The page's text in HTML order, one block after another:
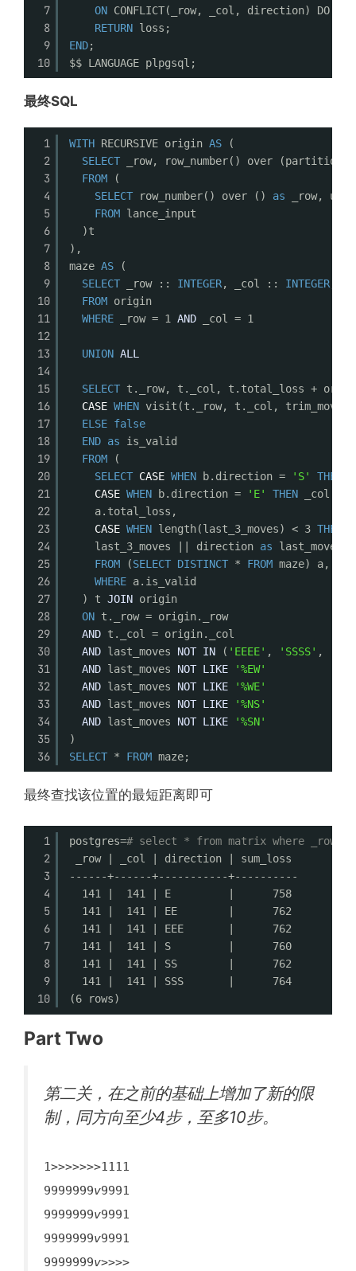
7
8
9
10
ON CONFLICT(_row, _col, direction) DO
RETURN loss;
END;
$$ LANGUAGE plpgsql;
最终SQL
1
2
3
4
5
6
7
8
9
10
11
12
13
14
15
16
17
18
19
20
21
22
23
24
25
26
27
28
29
30
31
32
33
34
35
36
WITH RECURSIVE origin AS
(
SELECT
_row, row_number() over (partition
FROM
(
SELECT
row_number() over () as
_row,
FROM lance_input
)t
),
maze AS
(
SELECT
_row :: INTEGER, _col :: INTEGER
FROM origin
WHERE
_row = 1 AND _col = 1
UNION ALL
SELECT t._row, t._col, t.total_loss +
CASE WHEN visit(t._row, t._col,
ELSE false
END as
is_valid
FROM
(
SELECT CASE WHEN b.direction = 'S' THEN
CASE WHEN b.direction = 'E' THEN
_col +
a.total_loss,
CASE WHEN length(last_3_moves) < 3 THEN
last_3_moves || direction as
last_moves
FROM
(SELECT DISTINCT * FROM maze) a, (
WHERE a.is_valid
) t JOIN origin
ON t._row = origin._row
AND t._col = origin._col
AND last_moves NOT IN ( 'EEEE' , 'SSSS' ,
AND last_moves NOT LIKE
'%EW'
AND last_moves NOT LIKE
'%WE'
AND last_moves NOT LIKE
'%NS'
AND last_moves NOT LIKE
'%SN'
)
SELECT * FROM maze;
最终查找该位置的最短距离即可
1
2
3
4
5
6
7
8
9
10
postgres=# select * from matrix where _row
_row | _col | direction | sum_loss
------+------+-----------+----------
141 |  141 | E         |      758
141 |  141 | EE        |      762
141 |  141 | EEE       |      762
141 |  141 | S         |      760
141 |  141 | SS        |      762
141 |  141 | SSS       |      764
(6 rows)
Part Two
第二关，在之前的基础上增加了新的限
制，同方向至少4步，至多10步。
1>>>>>>>1111
9999999v9991
9999999v9991
9999999v9991
9999999v>>>>